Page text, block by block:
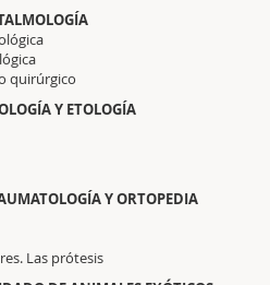
quirúrgico
Y ETOLOGÍA
Y ORTOPEDIA
Las prótesis